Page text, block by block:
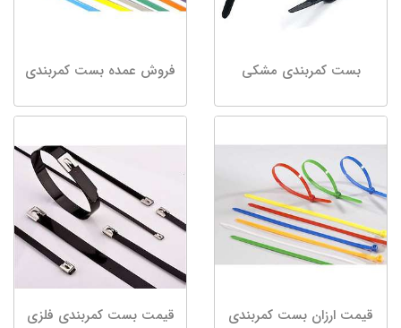
بست کمربندی مشکی فروش عمده بست کمربندی
قیمت ارزان بست کمربندی قیمت بست کمربندی فلزی